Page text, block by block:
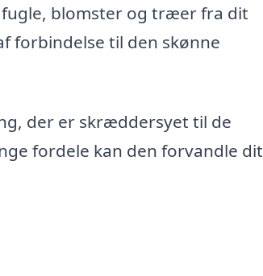
blomster og træer fra dit
forbindelse til den skønne
der er skræddersyet til de
fordele kan den forvandle dit